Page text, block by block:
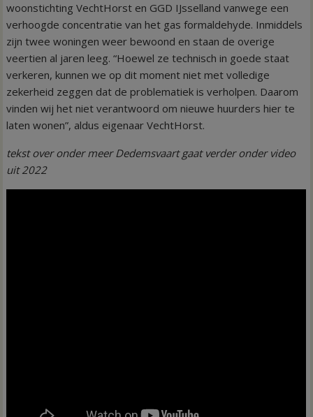
woonstichting VechtHorst en GGD IJsselland vanwege een
verhoogde concentratie van het gas formaldehyde. Inmiddels
zijn twee woningen weer bewoond en staan de overige
veertien al jaren leeg. “Hoewel ze technisch in goede staat
verkeren, kunnen we op dit moment niet met volledige
zekerheid zeggen dat de problematiek is verholpen. Daarom
vinden wij het niet verantwoord om nieuwe huurders hier te
laten wonen”, aldus eigenaar VechtHorst.
tekst over onder meer Dedemsvaart gaat verder onder video
uit 2022